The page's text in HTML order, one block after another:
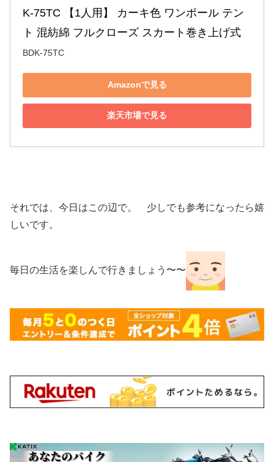
K-75TC 【1人用】 カーキ色 ワンポール テン
ト 混紡綿 フルクローズ スカート巻き上げ式
BDK-75TC
Amazonで見る
楽天市場で見る
それでは、今日はこの辺で。 少しでも参考になったら嬉
しいです。
毎日の生活を楽しんで行きましょう〜〜